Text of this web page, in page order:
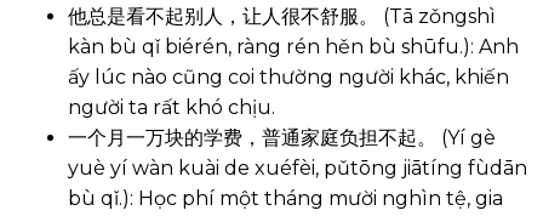
他总是看不起别人，让人很不舒服。 (Tā zǒngshì
kàn bù qǐ biérén, ràng rén hěn bù shūfu.): Anh
ấy lúc nào cũng coi thường người khác, khiến
người ta rất khó chịu.
一个月一万块的学费，普通家庭负担不起。 (Yí gè
yuè yí wàn kuài de xuéfèi, pǔtōng jiātíng fùdān
bù qǐ.): Học phí một tháng mười nghìn tệ, gia